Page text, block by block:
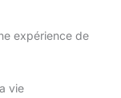
expérience de
vie